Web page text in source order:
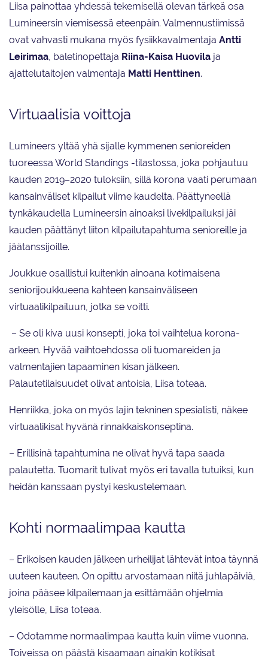
Liisa painottaa yhdessä tekemisellä olevan tärkeä osa
Lumineersin viemisessä eteenpäin. Valmennustiimissä
ovat vahvasti mukana myös fysiikkavalmentaja Antti
Leirimaa, baletinopettaja Riina-Kaisa Huovila ja
ajattelutaitojen valmentaja Matti Henttinen.
Virtuaalisia voittoja
Lumineers yltää yhä sijalle kymmenen senioreiden
tuoreessa World Standings -tilastossa, joka pohjautuu
kauden 2019–2020 tuloksiin, sillä korona vaati perumaan
kansainväliset kilpailut viime kaudelta. Päättyneellä
tynkäkaudella Lumineersin ainoaksi livekilpailuksi jäi
kauden päättänyt liiton kilpailutapahtuma senioreille ja
jäätanssijoille.
Joukkue osallistui kuitenkin ainoana kotimaisena
seniorijoukkueena kahteen kansainväliseen
virtuaalikilpailuun, jotka se voitti.
– Se oli kiva uusi konsepti, joka toi vaihtelua korona-
arkeen. Hyvää vaihtoehdossa oli tuomareiden ja
valmentajien tapaaminen kisan jälkeen.
Palautetilaisuudet olivat antoisia, Liisa toteaa.
Henriikka, joka on myös lajin tekninen spesialisti, näkee
virtuaalikisat hyvänä rinnakkaiskonseptina.
– Erillisinä tapahtumina ne olivat hyvä tapa saada
palautetta. Tuomarit tulivat myös eri tavalla tutuiksi, kun
heidän kanssaan pystyi keskustelemaan.
Kohti normaalimpaa kautta
– Erikoisen kauden jälkeen urheilijat lähtevät intoa täynnä
uuteen kauteen. On opittu arvostamaan niitä juhlapäiviä,
joina pääsee kilpailemaan ja esittämään ohjelmia
yleisölle, Liisa toteaa.
– Odotamme normaalimpaa kautta kuin viime vuonna.
Toiveissa on päästä kisaamaan ainakin kotikisat